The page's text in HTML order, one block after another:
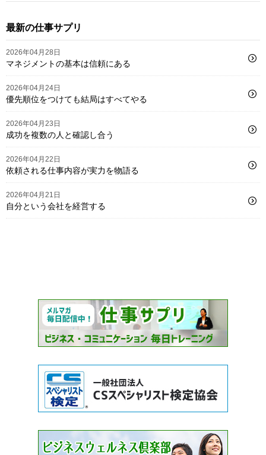
最新の仕事サプリ
2026年04月28日
マネジメントの基本は信頼にある
2026年04月24日
優先順位をつけても結局はすべてやる
2026年04月23日
成功を複数の人と確認し合う
2026年04月22日
依頼される仕事内容が実力を物語る
2026年04月21日
自分という会社を経営する